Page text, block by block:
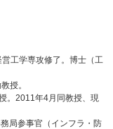
工学専攻修了。博士（工
授。
。2011年4月同教授、現
局参事官（インフラ・防